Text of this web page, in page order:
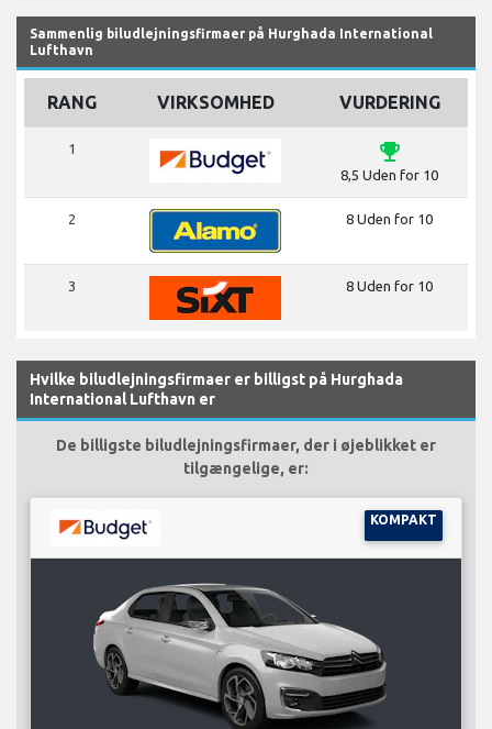
Sammenlig biludlejningsfirmaer på Hurghada International
Lufthavn
RANG VIRKSOMHED VURDERING
1 emoji_events
8,5 Uden for 10
2 8 Uden for 10
3 8 Uden for 10
Hvilke biludlejningsfirmaer er billigst på Hurghada
International Lufthavn er
De billigste biludlejningsfirmaer, der i øjeblikket er
tilgængelige, er:
KOMPAKT